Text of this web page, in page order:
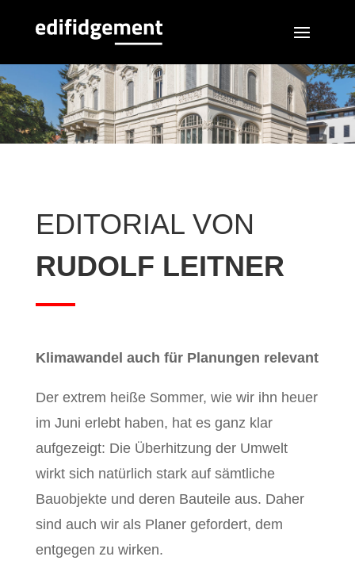
EDITORIAL VON
RUDOLF LEITNER
Klimawandel auch für Planungen relevant
Der extrem heiße Sommer, wie wir ihn heuer
im Juni erlebt haben, hat es ganz klar
aufgezeigt: Die Überhitzung der Umwelt
wirkt sich natürlich stark auf sämtliche
Bauobjekte und deren Bauteile aus. Daher
sind auch wir als Planer gefordert, dem
entgegen zu wirken.